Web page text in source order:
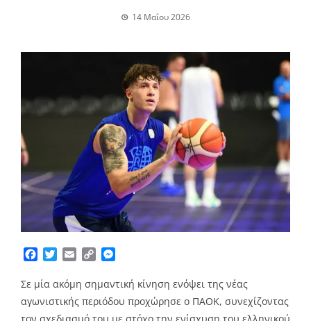
14 Μαΐου 2026
Facebook
TwitterEmailCopy
Σε μία ακόμη σημαντική κίνηση ενόψει της νέας
αγωνιστικής περιόδου προχώρησε ο ΠΑΟΚ, συνεχίζοντας